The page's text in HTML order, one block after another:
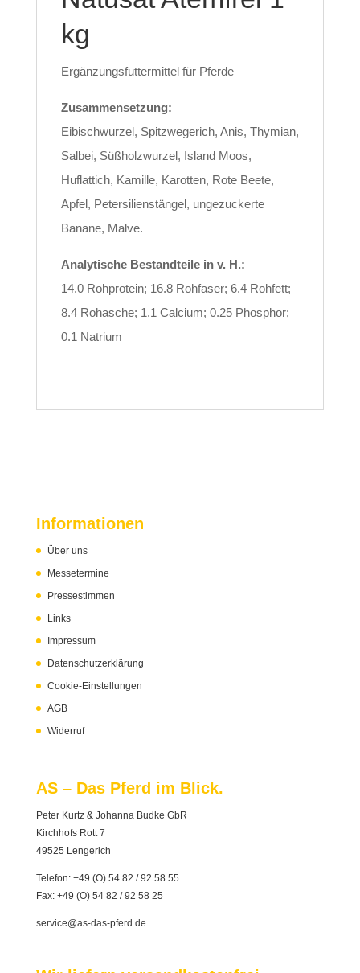
kg
Ergänzungsfuttermittel für Pferde
Zusammensetzung:
Eibischwurzel, Spitzwegerich, Anis, Thymian,
Salbei, Süßholzwurzel, Island Moos,
Huflattich, Kamille, Karotten, Rote Beete,
Apfel, Petersilienstängel, ungezuckerte
Banane, Malve.
Analytische Bestandteile in v. H.:
14.0 Rohprotein; 16.8 Rohfaser; 6.4 Rohfett;
8.4 Rohasche; 1.1 Calcium; 0.25 Phosphor;
0.1 Natrium
Informationen
Über uns
Messetermine
Pressestimmen
Links
Impressum
Datenschutzerklärung
Cookie-Einstellungen
AGB
Widerruf
AS – Das Pferd im Blick.
Peter Kurtz & Johanna Budke GbR
Kirchhofs Rott 7
49525 Lengerich
Telefon: +49 (O) 54 82 / 92 58 55
Fax: +49 (O) 54 82 / 92 58 25
service@as-das-pferd.de